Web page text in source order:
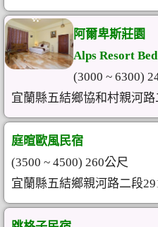
阿爾卑斯莊園
Alps Resort
(3000 ~ 6300)
宜蘭縣五結鄉協和村親河
庭暄歐風民宿
(3500 ~ 4500) 260公尺
宜蘭縣五結鄉親河路二段